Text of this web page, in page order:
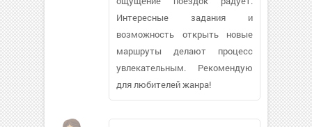
Интересные задания и
возможность открыть новые
маршруты делают процесс
увлекательным. Рекомендую
для любителей жанра!